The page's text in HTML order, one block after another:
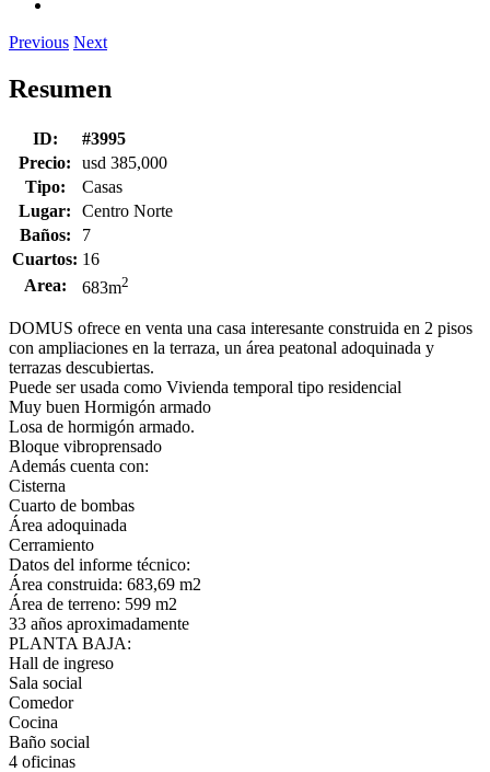
Previous Next
Resumen
ID:
#3995
Precio:
usd 385,000
Tipo:
Casas
Lugar:
Centro Norte
Baños:
7
Cuartos: 16
Area:
683m2
DOMUS ofrece en venta una casa interesante construida en 2 pisos
con ampliaciones en la terraza, un área peatonal adoquinada y
terrazas descubiertas.
Puede ser usada como Vivienda temporal tipo residencial
Muy buen Hormigón armado
Losa de hormigón armado.
Bloque vibroprensado
Además cuenta con:
Cisterna
Cuarto de bombas
Área adoquinada
Cerramiento
Datos del informe técnico:
Área construida: 683,69 m2
Área de terreno: 599 m2
33 años aproximadamente
PLANTA BAJA:
Hall de ingreso
Sala social
Comedor
Cocina
Baño social
4 oficinas